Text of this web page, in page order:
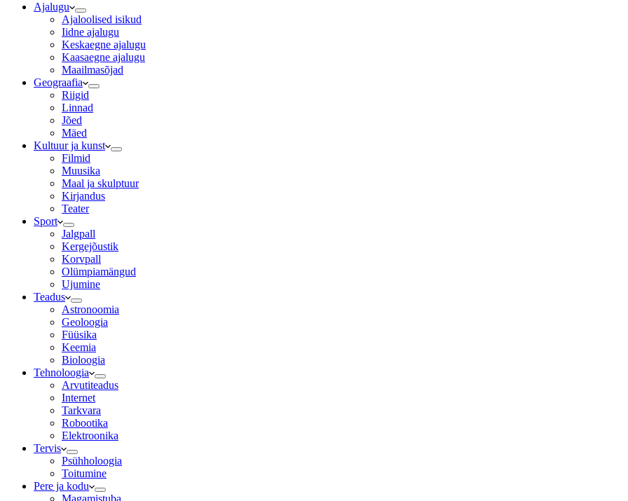
Ajalugu
Ajaloolised isikud
Iidne ajalugu
Keskaegne ajalugu
Kaasaegne ajalugu
Maailmasõjad
Geograafia
Riigid
Linnad
Jõed
Mäed
Kultuur ja kunst
Filmid
Muusika
Maal ja skulptuur
Kirjandus
Teater
Sport
Jalgpall
Kergejõustik
Korvpall
Olümpiamängud
Ujumine
Teadus
Astronoomia
Geoloogia
Füüsika
Keemia
Bioloogia
Tehnoloogia
Arvutiteadus
Internet
Tarkvara
Robootika
Elektroonika
Tervis
Psühholoogia
Toitumine
Pere ja kodu
Magamistuba